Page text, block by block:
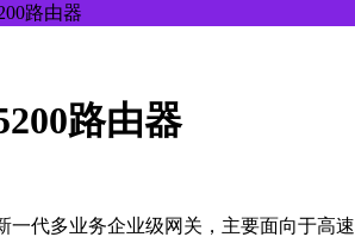
路由器
路由器
一代多业务企业级网关，主要面向于高